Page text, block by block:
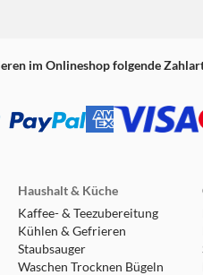
im Onlineshop folgende
Haushalt & Küche
Kaffee- & Teezubereitung
Kühlen & Gefrieren
Staubsauger
Waschen Trocknen Bügeln